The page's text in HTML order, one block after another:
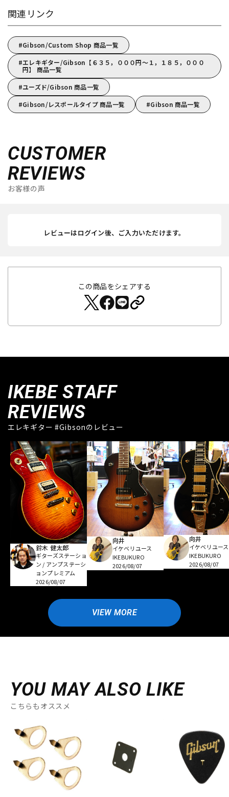
関連リンク
Gibson/Custom Shop 商品一覧
エレキギター/Gibson【６３５，０００円～１，１８５，０００
円】 商品一覧
ユーズド/Gibson 商品一覧
Gibson/レスポールタイプ 商品一覧
Gibson 商品一覧
CUSTOMER
REVIEWS
お客様の声
レビューはログイン後、ご入力いただけます。
この商品をシェアする
IKEBE STAFF
REVIEWS
エレキギター #Gibsonのレビュー
鈴木 健太郎
ギターズステーショ
ン / アンプステーシ
ョンプレミアム
2026/08/07
向井
イケベリユース
IKEBUKURO
2026/08/07
向井
イケベリユース
IKEBUKURO
2026/08/07
VIEW MORE
YOU MAY ALSO LIKE
こちらもオススメ